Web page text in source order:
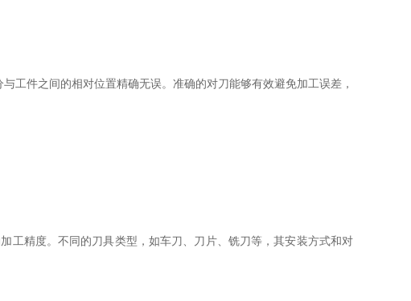
件之间的相对位置精确无误。准确的对刀能够有效避免加工误差，
精度。不同的刀具类型，如车刀、刀片、铣刀等，其安装方式和对